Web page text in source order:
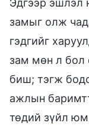
замыг олж
гэдгийг
зам мөн л бол
биш; тэгж
ажлын
төдий зүйл